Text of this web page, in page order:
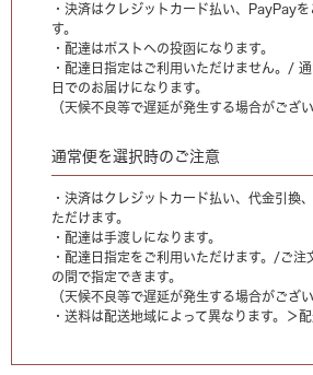
・決済はクレジットカード払い、PayPay
す。
・配達はポストへの投函になります。
・配達日指定はご利用いただけません。/
日でのお届けになります。
（天候不良等で遅延が発生する場合がござい
通常便を選択時のご注意
・決済はクレジットカード払い、代金引換
ただけます。
・配達は手渡しになります。
・配達日指定をご利用いただけます。/ご
の間で指定できます。
（天候不良等で遅延が発生する場合がござい
・送料は配送地域によって異なります。
＞